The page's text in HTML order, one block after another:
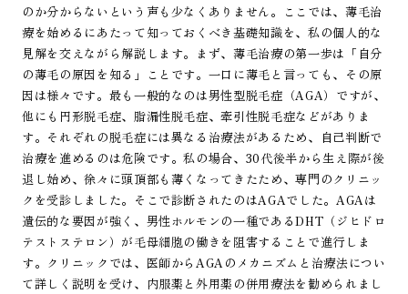
のか分からないという声も少なくありません。ここでは、薄毛治
療を始めるにあたって知っておくべき基礎知識を、私の個人的な
見解を交えながら解説します。まず、薄毛治療の第一歩は「自分
の薄毛の原因を知る」ことです。一口に薄毛と言っても、その原
因は様々です。最も一般的なのは男性型脱毛症（AGA）ですが、
他にも円形脱毛症、脂漏性脱毛症、牽引性脱毛症などがありま
す。それぞれの脱毛症には異なる治療法があるため、自己判断で
治療を進めるのは危険です。私の場合、30代後半から生え際が後
退し始め、徐々に頭頂部も薄くなってきたため、専門のクリニッ
クを受診しました。そこで診断されたのはAGAでした。AGAは
遺伝的な要因が強く、男性ホルモンの一種であるDHT（ジヒドロ
テストステロン）が毛母細胞の働きを阻害することで進行しま
す。クリニックでは、医師からAGAのメカニズムと治療法につい
て詳しく説明を受け、内服薬と外用薬の併用療法を勧められまし